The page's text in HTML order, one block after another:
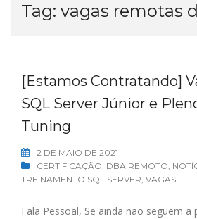
Tag: vagas remotas
[Estamos Contratando]
SQL Server Júnior e
Tuning
2 DE MAIO DE 2021
CERTIFICAÇÃO, DBA REMOTO,
TREINAMENTO SQL SERVER, VAGAS
Fala Pessoal, Se ainda não seguem a